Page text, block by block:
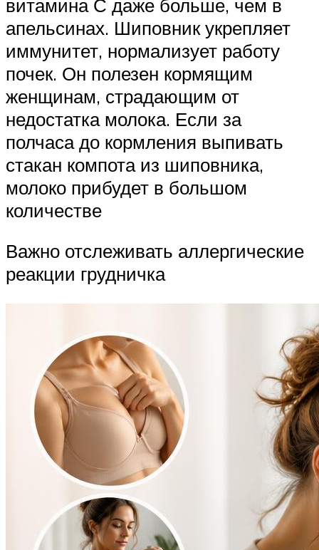
витамина С даже больше, чем в
апельсинах. Шиповник укрепляет
иммунитет, нормализует работу
почек. Он полезен кормящим
женщинам, страдающим от
недостатка молока. Если за
полчаса до кормления выпивать
стакан компота из шиповника,
молоко прибудет в большом
количестве
Важно отслеживать аллергические
реакции грудничка